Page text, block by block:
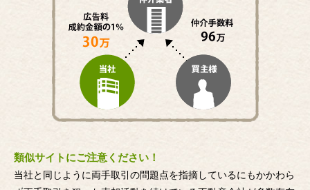
類似サイトにご注意ください！
当社と同じように両手取引の問題点を指摘しているにもかかわら